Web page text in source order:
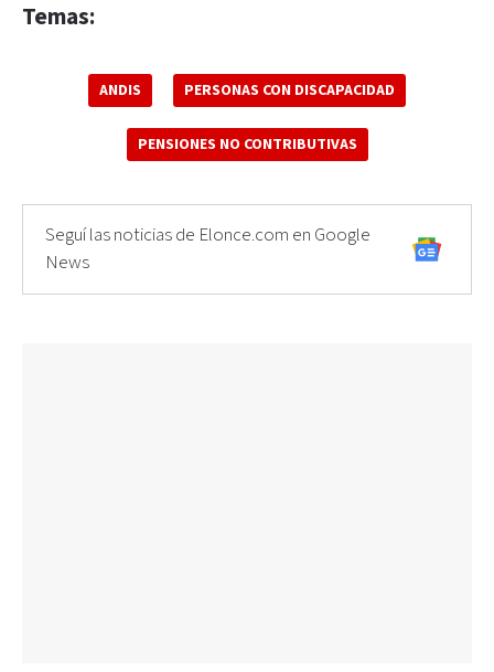
Temas:
ANDIS PERSONAS CON DISCAPACIDAD
PENSIONES NO CONTRIBUTIVAS
Seguí las noticias de Elonce.com en Google
News